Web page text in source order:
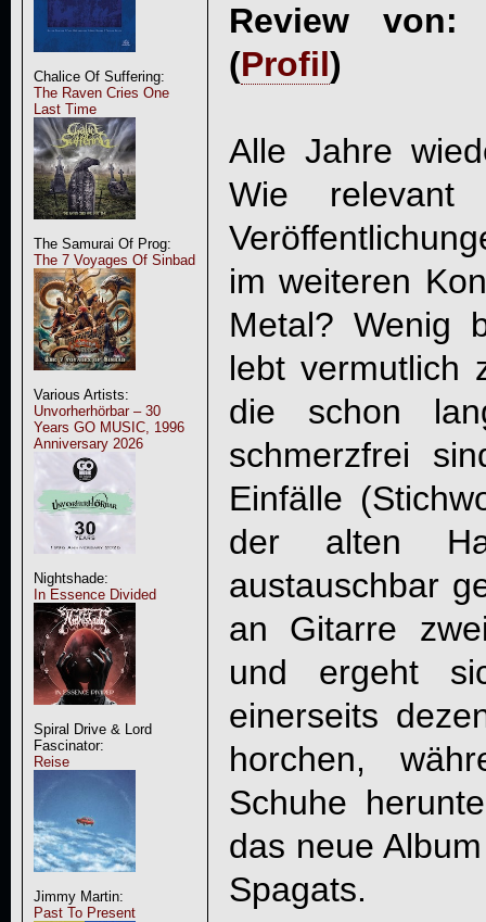
Chalice Of Suffering:
The Raven Cries One
Last Time
The Samurai Of Prog:
The 7 Voyages Of Sinbad
Various Artists:
Unvorherhörbar – 30
Years GO MUSIC, 1996
Anniversary 2026
Nightshade:
In Essence Divided
Spiral Drive & Lord
Fascinator:
Reise
Jimmy Martin:
Past To Present
Review von:
(Profil)
Alle Jahre
Wie
im weiteren
Metal? Wenig
lebt vermutlich
die schon
schmerzfrei
Einfälle
der alten
austauschbar
an Gitarre
und ergeht
einerseits
horchen,
Schuhe
das neue
Spagats.